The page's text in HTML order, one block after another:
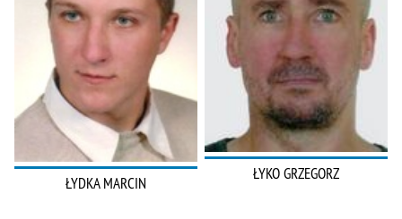
ŁYDKA MARCIN ŁYKO GRZEGORZ